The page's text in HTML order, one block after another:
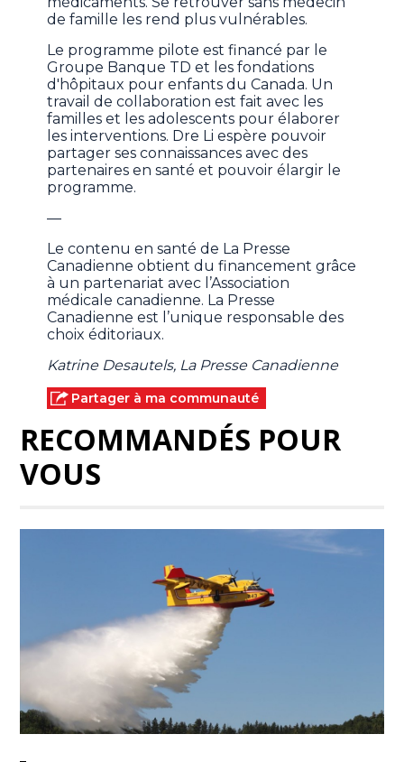
de famille les rend plus vulnérables.
Le programme pilote est financé par le
Groupe Banque TD et les fondations
d'hôpitaux pour enfants du Canada. Un
travail de collaboration est fait avec les
familles et les adolescents pour élaborer
les interventions. Dre Li espère pouvoir
partager ses connaissances avec des
partenaires en santé et pouvoir élargir le
programme.
—
Le contenu en santé de La Presse
Canadienne obtient du financement grâce
à un partenariat avec l’Association
médicale canadienne. La Presse
Canadienne est l’unique responsable des
choix éditoriaux.
Katrine Desautels, La Presse Canadienne
Partager à ma communauté
RECOMMANDÉS POUR
VOUS